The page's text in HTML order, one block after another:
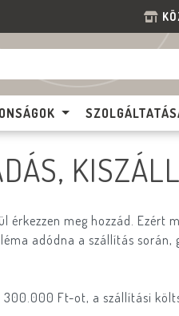
meg hozzád.
adódna a szállítás
Ft-ot, a szállítási